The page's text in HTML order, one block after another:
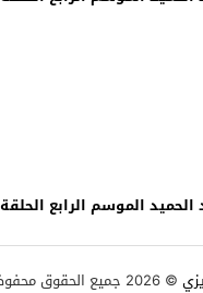
الموسم الرابع الحلقة 17
© 2026 جميع الحقوق محفوظة.